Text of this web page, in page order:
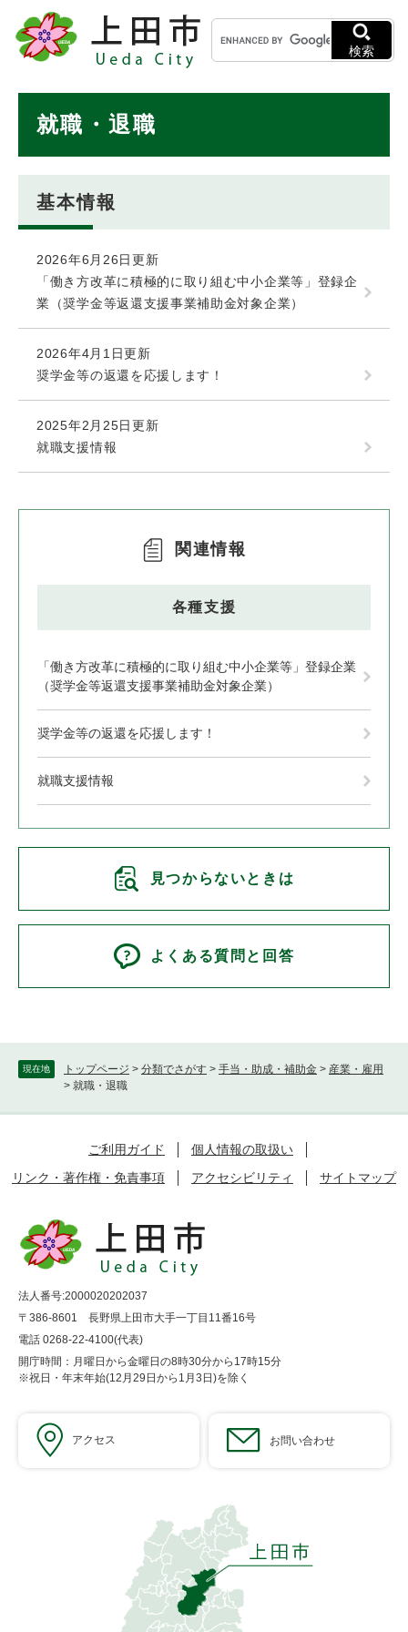
メニューを飛ばして本文へ
キ
ー
ワ
検索
現在地 トップページ > 分類でさがす > 手当・助成・補助金 > 産業・雇用
> 就職・退職
就職・退職
基本情報
2026年6月26日更新
「働き方改革に積極的に取り組む中小企業等」登録企
業（奨学金等返還支援事業補助金対象企業）
2026年4月1日更新
奨学金等の返還を応援します！
2025年2月25日更新
就職支援情報
関連情報
各種支援
「働き方改革に積極的に取り組む中小企業等」登録企業
（奨学金等返還支援事業補助金対象企業）
奨学金等の返還を応援します！
就職支援情報
見つからないときは
よくある質問と回答
ご利用ガイド
個人情報の取扱い
リンク・著作権・免責事項
アクセシビリティ サイトマップ
法人番号:2000020202037
〒386-8601 長野県上田市大手一丁目11番16号
電話 0268-22-4100(代表)
開庁時間：月曜日から金曜日の8時30分から17時15分
※祝日・年末年始(12月29日から1月3日)を除く
アクセス お問い合わせ